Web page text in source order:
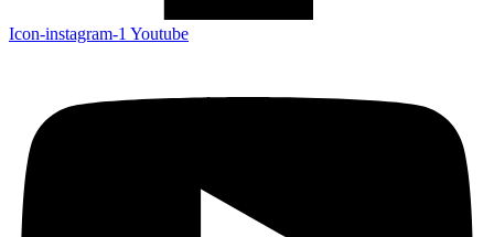
Icon-instagram-1 Youtube